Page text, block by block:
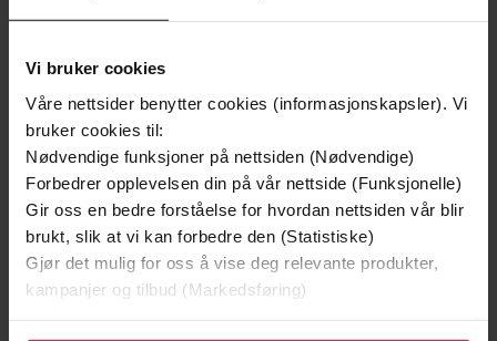
Vi bruker cookies
Våre nettsider benytter cookies (informasjonskapsler). Vi
bruker cookies til:
Nødvendige funksjoner på nettsiden (Nødvendige)
Forbedrer opplevelsen din på vår nettside (Funksjonelle)
Gir oss en bedre forståelse for hvordan nettsiden vår blir
brukt, slik at vi kan forbedre den (Statistiske)
Gjør det mulig for oss å vise deg relevante produkter,
kampanjer og tilbud (Markedsføring)
Forfattere John Freeman
(innleser)
Forlag Little, Brown Book Group
Utgitt 16.01.2020
Lengde 4:01
Sjanger Biografier,Dokumentar og fakta